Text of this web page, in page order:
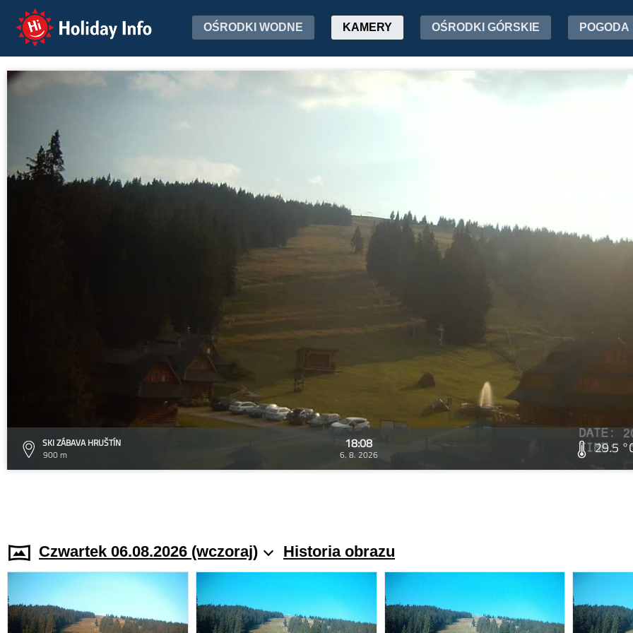
Holiday Info OŚRODKI WODNE KAMERY OŚRODKI GÓRSKIE POGODA
SKI ZÁBAVA HRUŠTÍN
900 m
18:08
6. 8. 2026 29.5
Czwartek 06.08.2026 (wczoraj) Historia obrazu